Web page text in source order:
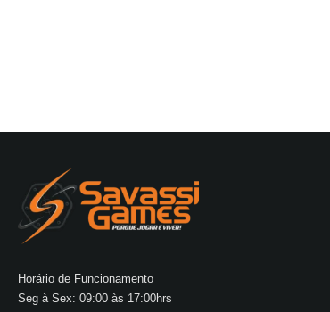
Horário de Funcionamento
Seg à Sex: 09:00 às 17:00hrs